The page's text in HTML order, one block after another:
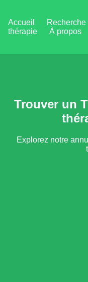
Accueil
thérapie
À propos
Trouver un
Explorez notre